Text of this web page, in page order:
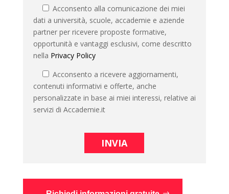
Acconsento alla comunicazione dei miei
dati a università, scuole, accademie e aziende
partner per ricevere proposte formative,
opportunità e vantaggi esclusivi, come descritto
nella Privacy Policy
Acconsento a ricevere aggiornamenti,
contenuti informativi e offerte, anche
personalizzate in base ai miei interessi, relative ai
servizi di Accademie.it